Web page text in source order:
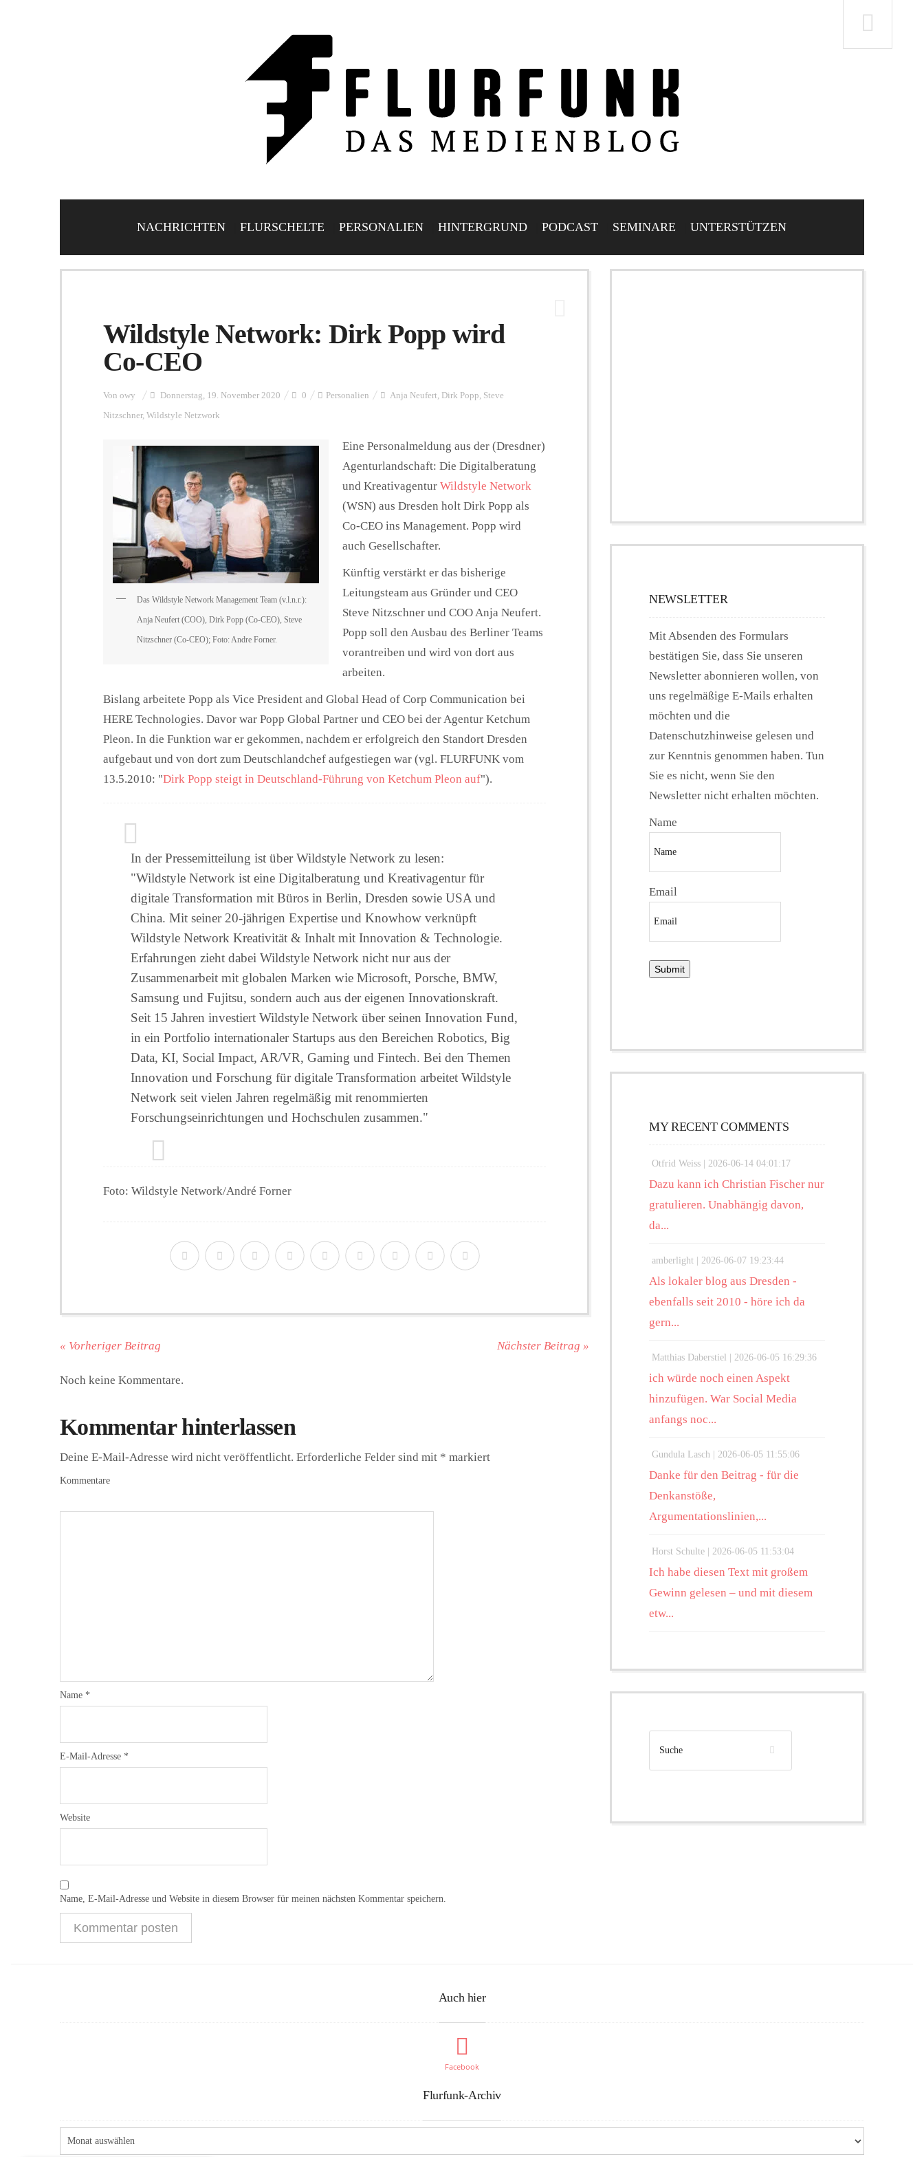
NACHRICHTEN FLURSCHELTE PERSONALIEN HINTERGRUND PODCAST SEMINARE UNTERSTÜTZEN
Wildstyle Network: Dirk Popp wird
Co-CEO
Von owy Donnerstag, 19. November 2020 0 Personalien Anja Neufert, Dirk Popp, Steve
Nitzschner, Wildstyle Netzwork
Das Wildstyle Network Management Team (v.l.n.r.):
Anja Neufert (COO), Dirk Popp (Co-CEO), Steve
Nitzschner (Co-CEO); Foto: Andre Forner.
Eine Personalmeldung aus der (Dresdner)
Agenturlandschaft: Die Digitalberatung
und Kreativagentur Wildstyle Network
(WSN) aus Dresden holt Dirk Popp als
Co-CEO ins Management. Popp wird
auch Gesellschafter.
Künftig verstärkt er das bisherige
Leitungsteam aus Gründer und CEO
Steve Nitzschner und COO Anja Neufert.
Popp soll den Ausbau des Berliner Teams
vorantreiben und wird von dort aus
arbeiten.
Bislang arbeitete Popp als Vice President and Global Head of Corp Communication bei
HERE Technologies. Davor war Popp Global Partner und CEO bei der Agentur Ketchum
Pleon. In die Funktion war er gekommen, nachdem er erfolgreich den Standort Dresden
aufgebaut und von dort zum Deutschlandchef aufgestiegen war (vgl. FLURFUNK vom
13.5.2010: "Dirk Popp steigt in Deutschland-Führung von Ketchum Pleon auf").
In der Pressemitteilung ist über Wildstyle Network zu lesen:
"Wildstyle Network ist eine Digitalberatung und Kreativagentur für
digitale Transformation mit Büros in Berlin, Dresden sowie USA und
China. Mit seiner 20-jährigen Expertise und Knowhow verknüpft
Wildstyle Network Kreativität & Inhalt mit Innovation & Technologie.
Erfahrungen zieht dabei Wildstyle Network nicht nur aus der
Zusammenarbeit mit globalen Marken wie Microsoft, Porsche, BMW,
Samsung und Fujitsu, sondern auch aus der eigenen Innovationskraft.
Seit 15 Jahren investiert Wildstyle Network über seinen Innovation Fund,
in ein Portfolio internationaler Startups aus den Bereichen Robotics, Big
Data, KI, Social Impact, AR/VR, Gaming und Fintech. Bei den Themen
Innovation und Forschung für digitale Transformation arbeitet Wildstyle
Network seit vielen Jahren regelmäßig mit renommierten
Forschungseinrichtungen und Hochschulen zusammen."
Foto: Wildstyle Network/André Forner
« Vorheriger Beitrag Nächster Beitrag »
Noch keine Kommentare.
Kommentar hinterlassen
Deine E-Mail-Adresse wird nicht veröffentlicht. Erforderliche Felder sind mit * markiert
Kommentare
Name *
E-Mail-Adresse *
Website
Name, E-Mail-Adresse und Website in diesem Browser für meinen nächsten Kommentar speichern.
NEWSLETTER
Mit Absenden des Formulars
bestätigen Sie, dass Sie unseren
Newsletter abonnieren wollen, von
uns regelmäßige E-Mails erhalten
möchten und die
Datenschutzhinweise gelesen und
zur Kenntnis genommen haben. Tun
Sie es nicht, wenn Sie den
Newsletter nicht erhalten möchten.
Name
Email
MY RECENT COMMENTS
Otfrid Weiss | 2026-06-14 04:01:17
Dazu kann ich Christian Fischer nur
gratulieren. Unabhängig davon,
da...
amberlight | 2026-06-07 19:23:44
Als lokaler blog aus Dresden -
ebenfalls seit 2010 - höre ich da
gern...
Matthias Daberstiel | 2026-06-05 16:29:36
ich würde noch einen Aspekt
hinzufügen. War Social Media
anfangs noc...
Gundula Lasch | 2026-06-05 11:55:06
Danke für den Beitrag - für die
Denkanstöße,
Argumentationslinien,...
Horst Schulte | 2026-06-05 11:53:04
Ich habe diesen Text mit großem
Gewinn gelesen – und mit diesem
etw...
Auch hier
Facebook
Flurfunk-Archiv